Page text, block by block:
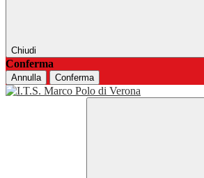
Chiudi
Conferma
Annulla Conferma